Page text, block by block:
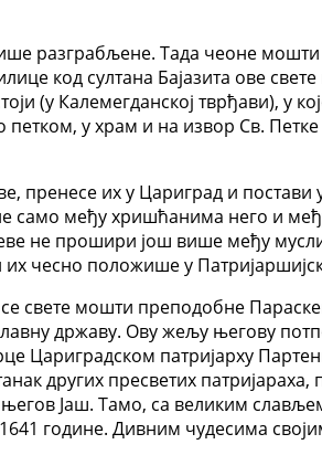
разграбљене. Тада чеоне
код султана Бајазита ове
(у Калемегданској тврђави), у
у храм и на извор Св. Петке
пренесе их у Цариград и постави
само међу хришћанима него и
не прошири још више међу
чесно положише у
свете мошти преподобне
државу. Ову жељу његову
Цариградском патријарху
других пресветих
Јаш. Тамо, са великим
године. Дивним чудесима